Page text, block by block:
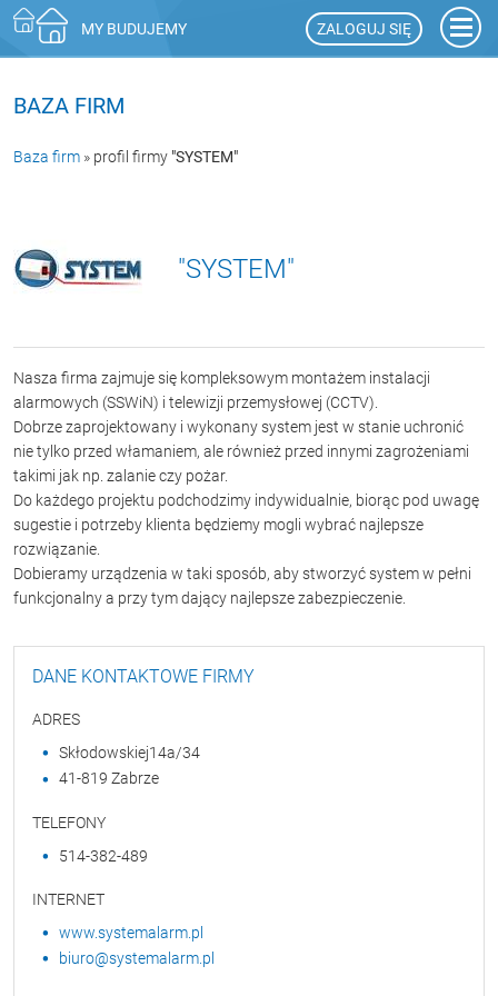
MY BUDUJEMY ZALOGUJ SIĘ
BAZA FIRM
Baza firm » profil firmy "SYSTEM"
"SYSTEM"
Nasza firma zajmuje się kompleksowym montażem instalacji
alarmowych (SSWiN) i telewizji przemysłowej (CCTV).
Dobrze zaprojektowany i wykonany system jest w stanie uchronić
nie tylko przed włamaniem, ale również przed innymi zagrożeniami
takimi jak np. zalanie czy pożar.
Do każdego projektu podchodzimy indywidualnie, biorąc pod uwagę
sugestie i potrzeby klienta będziemy mogli wybrać najlepsze
rozwiązanie.
Dobieramy urządzenia w taki sposób, aby stworzyć system w pełni
funkcjonalny a przy tym dający najlepsze zabezpieczenie.
DANE KONTAKTOWE FIRMY
ADRES
Skłodowskiej14a/34
41-819 Zabrze
TELEFONY
514-382-489
INTERNET
www.systemalarm.pl
biuro@systemalarm.pl